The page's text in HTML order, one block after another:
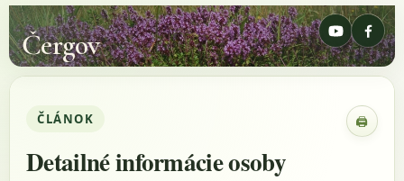
Čergov
ČLÁNOK 🖨
Detailné informácie osoby